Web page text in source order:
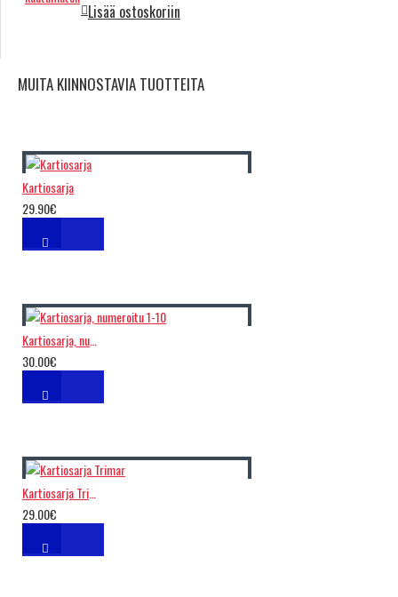
Lisää ostoskoriin
MUITA KIINNOSTAVIA TUOTTEITA
Kartiosarja
29.90€
30.00€
29.00€